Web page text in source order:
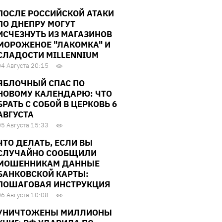
РОССИЙСКОЙ АТАКИ
ДНЕПРУ МОГУТ
ИЗ МАГАЗИНОВ
"ЛАКОМКА" И
MILLENNIUM
Августа 20:15
СПАС ПО
КАЛЕНДАРЮ: ЧТО
С СОБОЙ В ЦЕРКОВЬ 6
Августа 15:33
ДЕЛАТЬ, ЕСЛИ ВЫ
СООБЩИЛИ
ДАННЫЕ
КАРТЫ:
ИНСТРУКЦИЯ
Августа 10:08
МИЛЛИОНЫ